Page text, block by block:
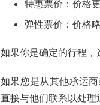
特惠票价：价格
弹性票价：价格
如果你是确定的行程，
如果您是从其他承运
直接与他们联系以处理